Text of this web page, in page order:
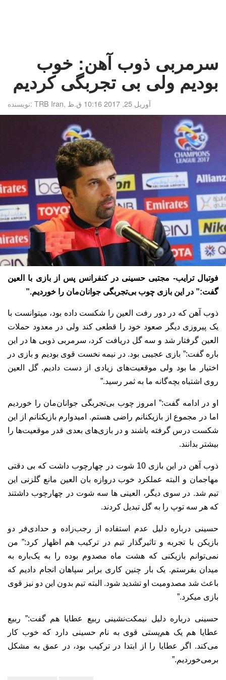
سرمربی ذوب آهن: خوب
بودیم ولی بی تجربگی کردیم
نویسنده:TRB Iran, آوریل 25, 2017 10:16 ق.ظ
فوتبال ترایب- مجتبی حسینی در کنفرانس پس از بازی با العین
گفت:” در این بازی چوب بی‌تجربگی جوانان‌مان را خوردیم.”
ذوب آهن که در دور رفت العین را شکست داده بود، میتوانست با
یک پیروزی دیگر صعود خود را قطعی کند ولی در معدود حملات
العین گرفتار شد و سه گل دریافت کرد، سرمربی ذوبی ها در این
باره گفت:” بازی عجیبی بود. در نیمه نخست قوی بودیم و بازی در
اختیار ما بود ولی موقعیت‌های زیادی از دست دادیم. گل العین
روی اشتباه بچه‌گانه ما به ثمر رسید.”
او در ادامه گفت:” امروز چوب بی‌تجربگی جوانان‌مان را خوردیم
اما در مجموع از بازیکنانم راضی هستم. امیدوارم بازیکنانم از این
شکست درس گرفته باشند و در بازی‌های بعدی قدر موقعیت‌ها را
بیشتر بدانند.
ذوب آهن در این بازی 10 شوت در چهارچوب داشت که بی دقتی
مهاجمان و البته عملکرد خوب دروازه بان العین مانع گلزنی این
تیم شد. در سوی دیگر، العینی ها سه شوت در چهارچوب داشتند
که هر سه توپ را به گل تبدیل کردند.
حسینی درباره دلیل عدم استفاده از رجب‌زاده و حدادی‌فر دو
بازیکن با تجربه و تاثیرگذار تیم در ترکیب هم اظهار کرد:” من
نمی‌توانم بازیکنی که هشت ماه مصدوم بوده را به یک‌باره به
میدان بفرستم. یک بار چنین کاری برابر سپاهان انجام دادیم که
باعث شد مصدومیت او تشدید شود. البته تیم بدون این دو نیز قوی
بازی میکرد.”
حسینی درباره دلیل نیمکت‌نشینی ربیع عطایا هم گفت:” ربیع
عطایا هم یک هم‌پستی قوی به نام حسینی دارد که خوب کار
می‌کند. اگر عطایا را از ابتدا در ترکیب بود، در عمق به مشکل
برمی‌خوردیم.”